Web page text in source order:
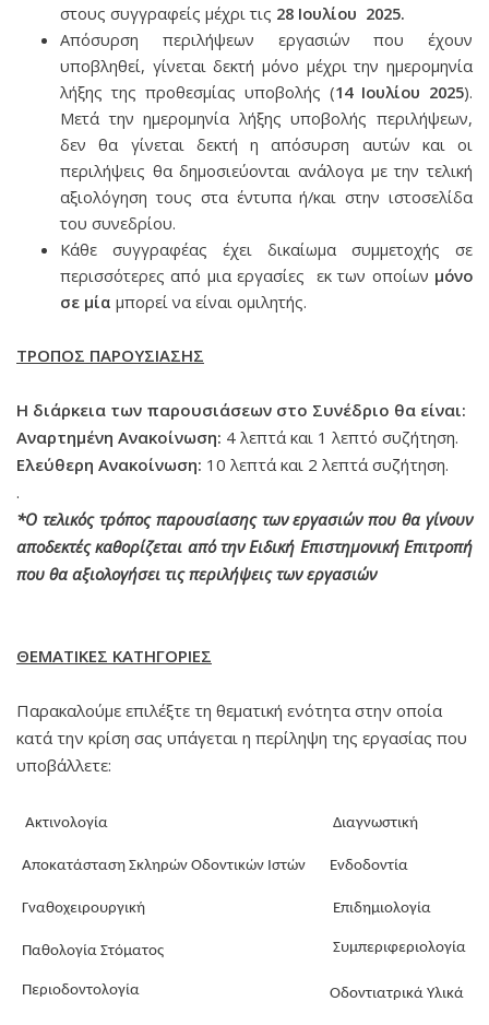
στους συγγραφείς μέχρι τις 28 Ιουλίου 2025.
Απόσυρση περιλήψεων εργασιών που έχουν
υποβληθεί, γίνεται δεκτή μόνο μέχρι την ημερομηνία
λήξης της προθεσμίας υποβολής (14Ιουλίου 2025).
Μετά την ημερομηνία λήξης υποβολής περιλήψεων,
δεν θα γίνεται δεκτή η απόσυρση αυτών και οι
περιλήψεις θα δημοσιεύονται ανάλογα με την τελική
αξιολόγηση τους στα έντυπα ή/και στην ιστοσελίδα
του συνεδρίου.
Κάθε συγγραφέας έχει δικαίωμα συμμετοχής σε
περισσότερες από μια εργασίες εκ των οποίων μόνο
σε μία μπορεί να είναι ομιλητής.
ΤΡΟΠΟΣ ΠΑΡΟΥΣΙΑΣΗΣ
Η διάρκεια των παρουσιάσεων στο Συνέδριο θα είναι:
Αναρτημένη Ανακοίνωση: 4 λεπτά και 1 λεπτό συζήτηση.
Ελεύθερη Ανακοίνωση: 10 λεπτά και 2 λεπτά συζήτηση.
.
*Ο τελικός τρόπος παρουσίασης των εργασιών που θα γίνουν
αποδεκτές καθορίζεται από την Ειδική Επιστημονική Επιτροπή
που θα αξιολογήσει τις περιλήψεις των εργασιών
ΘΕΜΑΤΙΚΕΣ ΚΑΤΗΓΟΡΙΕΣ
Παρακαλούμε επιλέξτε τη θεματική ενότητα στην οποία
κατά την κρίση σας υπάγεται η περίληψη της εργασίας που
υποβάλλετε:
Ακτινολογία Διαγνωστική
Αποκατάσταση Σκληρών Οδοντικών Ιστών Ενδοδοντία
Γναθοχειρουργική Επιδημιολογία
Παθολογία Στόματος Συμπεριφεριολογία
Περιοδοντολογία Οδοντιατρικά Υλικά